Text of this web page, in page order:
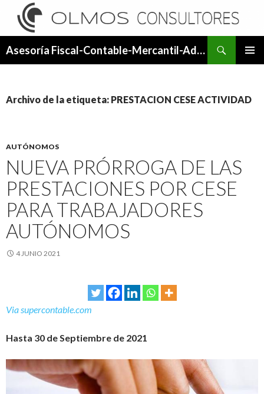
Asesoría Fiscal-Contable-Mercantil-Administrativa.
Archivo de la etiqueta: PRESTACION CESE ACTIVIDAD
AUTÓNOMOS
NUEVA PRÓRROGA DE LAS
PRESTACIONES POR CESE
PARA TRABAJADORES
AUTÓNOMOS
4 JUNIO 2021
Via supercontable.com
Hasta 30 de Septiembre de 2021